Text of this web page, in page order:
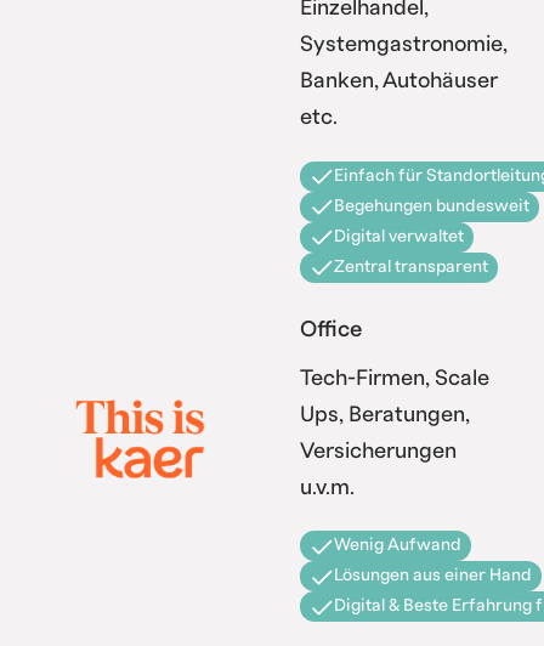
Einzelhandel,
Systemgastronomie,
Banken, Autohäuser
etc.
Einfach für
Begehungen bundesweit
Digital verwaltet
Zentral transparent
Office
Tech-Firmen, Scale
Ups, Beratungen,
Versicherungen
u.v.m.
Wenig Aufwand
Lösungen aus einer Hand
Digital & Beste Erfahrung